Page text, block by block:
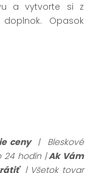
a vytvorte si z
Opasok
ceny | Bleskové
24 hodín |Ak Vám
| Všetok tovar